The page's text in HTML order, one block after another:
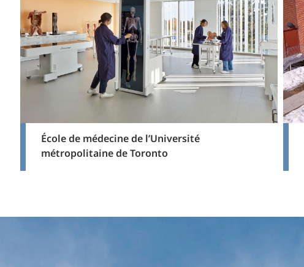
École de médecine de l’Université
métropolitaine de Toronto